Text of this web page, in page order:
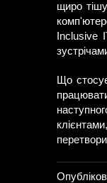
щиро
Inclusive
Що